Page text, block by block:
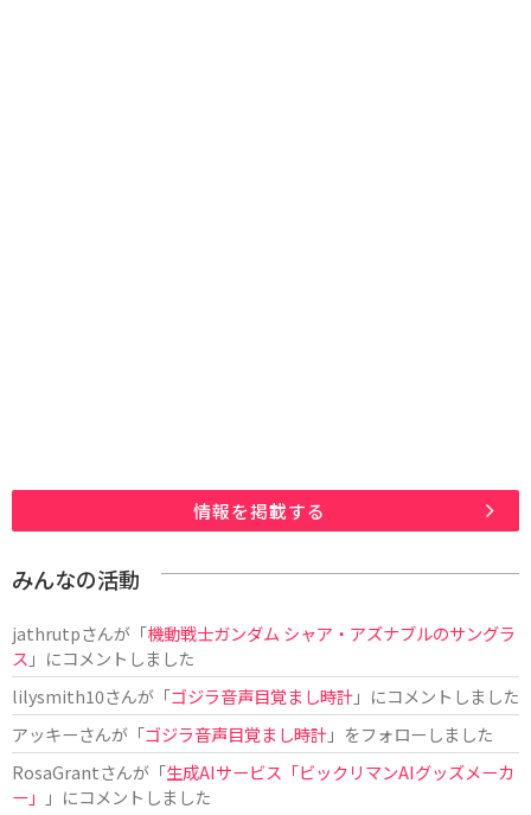
情報を掲載する
みんなの活動
jathrutpさんが「機動戦士ガンダム シャア・アズナブルのサングラ
ス 」にコメントしました
lilysmith10さんが「ゴジラ音声目覚まし時計」にコメントしました
アッキーさんが「ゴジラ音声目覚まし時計」をフォローしました
RosaGrantさんが「生成AIサービス「ビックリマンAIグッズメーカ
ー」
」にコメントしました